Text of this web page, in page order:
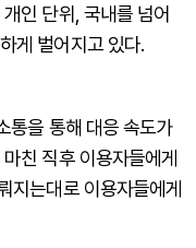
인 단위, 국내를 넘어
게 벌어지고 있다.
통을 통해 대응 속도가
친 직후 이용자들에게
지는대로 이용자들에게